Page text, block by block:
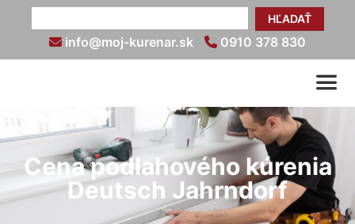
HĽADAŤ
info@moj-kurenar.sk 0910 378 830
Cena podlahového kúrenia
Deutsch Jahrndorf